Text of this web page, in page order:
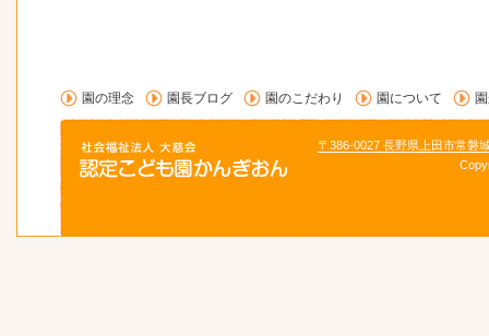
園の理念 園長ブログ 園のこだわり 園について
〒386-0027 長野県上田市常磐